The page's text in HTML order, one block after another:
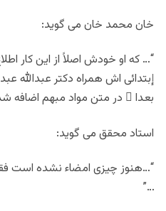
خان محمد خان مى گويد:
“… كه او خودش اصلاً از اين كار
إبتدائى اش همراه دكتر عبدالله
بعدا ً در متن مواد مبهم اضافه
استاد محقق مى گويد:
“…هنوز چيزى امضاء نشده است
…”